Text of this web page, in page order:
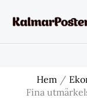
Hem
Fina